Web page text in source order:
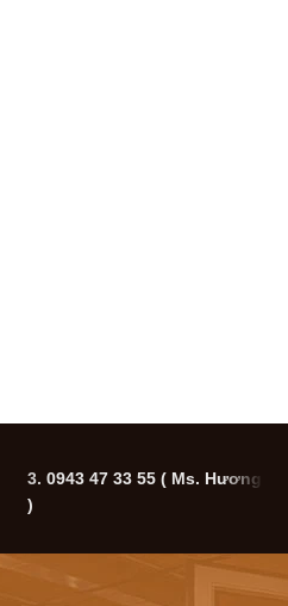
3. 0943 47 33 55 ( Ms. Hương
)